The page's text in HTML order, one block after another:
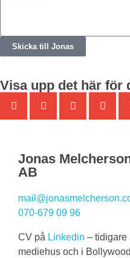
Skicka till Jonas
Visa upp det här för
Jonas
AB
070-679 09 96
CV på Linkedin – tidigare
mediehus och i